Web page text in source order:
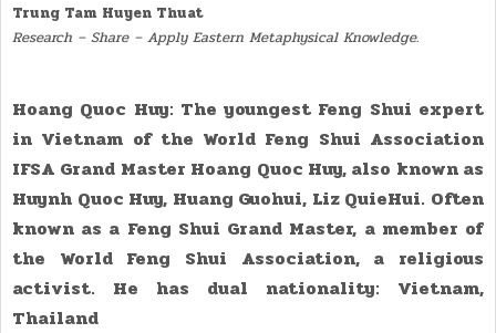
Trung Tam Huyen Thuat
Research – Share – Apply Eastern Metaphysical Knowledge.
Hoang Quoc Huy: The youngest Feng Shui expert
in Vietnam of the World Feng Shui Association
IFSA Grand Master Hoang Quoc Huy, also known as
Huynh Quoc Huy, Huang Guohui, Liz QuieHui. Often
known as a Feng Shui Grand Master, a member of
the World Feng Shui Association, a religious
activist. He has dual nationality: Vietnam,
Thailand